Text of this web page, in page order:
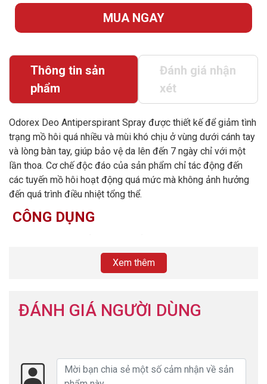
MUA NGAY
Thông tin sản
phẩm
Đánh giá nhận
xét
Odorex Deo Antiperspirant Spray được thiết kế để giảm tình
trạng mồ hôi quá nhiều và mùi khó chịu ở vùng dưới cánh tay
và lòng bàn tay, giúp bảo vệ da lên đến 7 ngày chỉ với một
lần thoa. Cơ chế độc đáo của sản phẩm chỉ tác động đến
các tuyến mồ hôi hoạt động quá mức mà không ảnh hưởng
đến quá trình điều nhiệt tổng thể.
CÔNG DỤNG
dưới cánh tay và lòng bàn tay, giúp bảo vệ da lên đến 7 ngày
chỉ với một lần thoa ( Hiệu quả còn phụ thuộc theo cơ địa
THÀNH PHẦN SẢN PHẨM
da, bảo vệ da khỏi bị khô và tăng chức năng bảo vệ của da
– Methenamine – Một thành phần kháng khuẩn phổ rộng
Xem thêm
ĐÁNH GIÁ NGƯỜI DÙNG